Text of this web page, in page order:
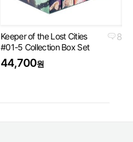
8
Keeper of the Lost Cities
#01-5 Collection Box Set
44,700원